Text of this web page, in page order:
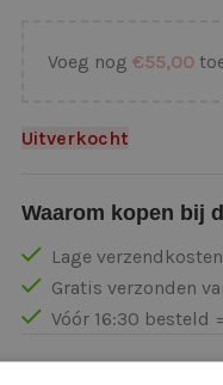
Voeg nog €55,00
Uitverkocht
Waarom kopen bij
Lage
Gratis verzonden
Vóór 16:30 besteld